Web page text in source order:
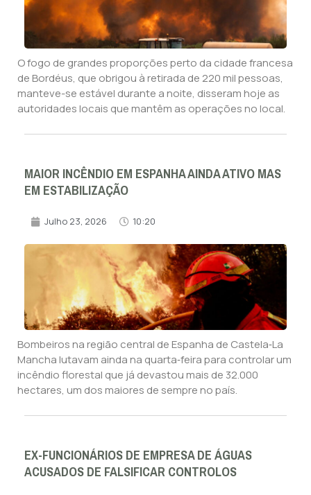
O fogo de grandes proporções perto da cidade francesa
de Bordéus, que obrigou à retirada de 220 mil pessoas,
manteve-se estável durante a noite, disseram hoje as
autoridades locais que mantêm as operações no local.
MAIOR INCÊNDIO EM ESPANHA AINDA ATIVO MAS
EM ESTABILIZAÇÃO
Julho 23, 2026 10:20
Bombeiros na região central de Espanha de Castela‑La
Mancha lutavam ainda na quarta‑feira para controlar um
incêndio florestal que já devastou mais de 32.000
hectares, um dos maiores de sempre no país.
EX-FUNCIONÁRIOS DE EMPRESA DE ÁGUAS
ACUSADOS DE FALSIFICAR CONTROLOS